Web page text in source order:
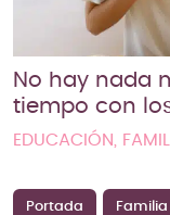
No hay nada
tiempo con
EDUCACIÓN,
Portada Familia